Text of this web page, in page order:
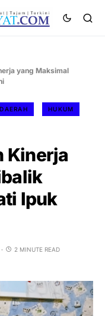
yang Maksimal
DAERAH HUKUM
Kinerja
Ipuk
2 MINUTE READ